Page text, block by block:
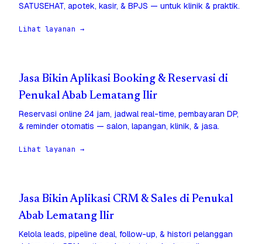
SATUSEHAT, apotek, kasir, & BPJS — untuk klinik & praktik.
Lihat layanan →
Jasa Bikin Aplikasi Booking & Reservasi di
Penukal Abab Lematang Ilir
Reservasi online 24 jam, jadwal real-time, pembayaran DP,
& reminder otomatis — salon, lapangan, klinik, & jasa.
Lihat layanan →
Jasa Bikin Aplikasi CRM & Sales di Penukal
Abab Lematang Ilir
Kelola leads, pipeline deal, follow-up, & histori pelanggan